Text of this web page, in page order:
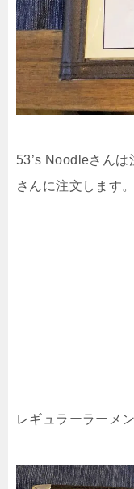
53’s Noodleさん
さんに注文します。
レギュラーラーメ